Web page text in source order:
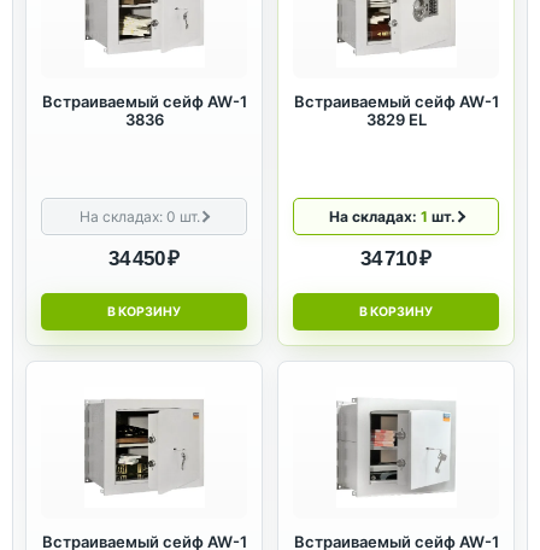
Встраиваемый сейф AW-1
3836
На складах:0 шт.
34 450 ₽
В КОРЗИНУ
Встраиваемый сейф AW-1
3829 EL
На складах: 1 шт.
34 710 ₽
В КОРЗИНУ
Встраиваемый сейф AW-1
Встраиваемый сейф AW-1